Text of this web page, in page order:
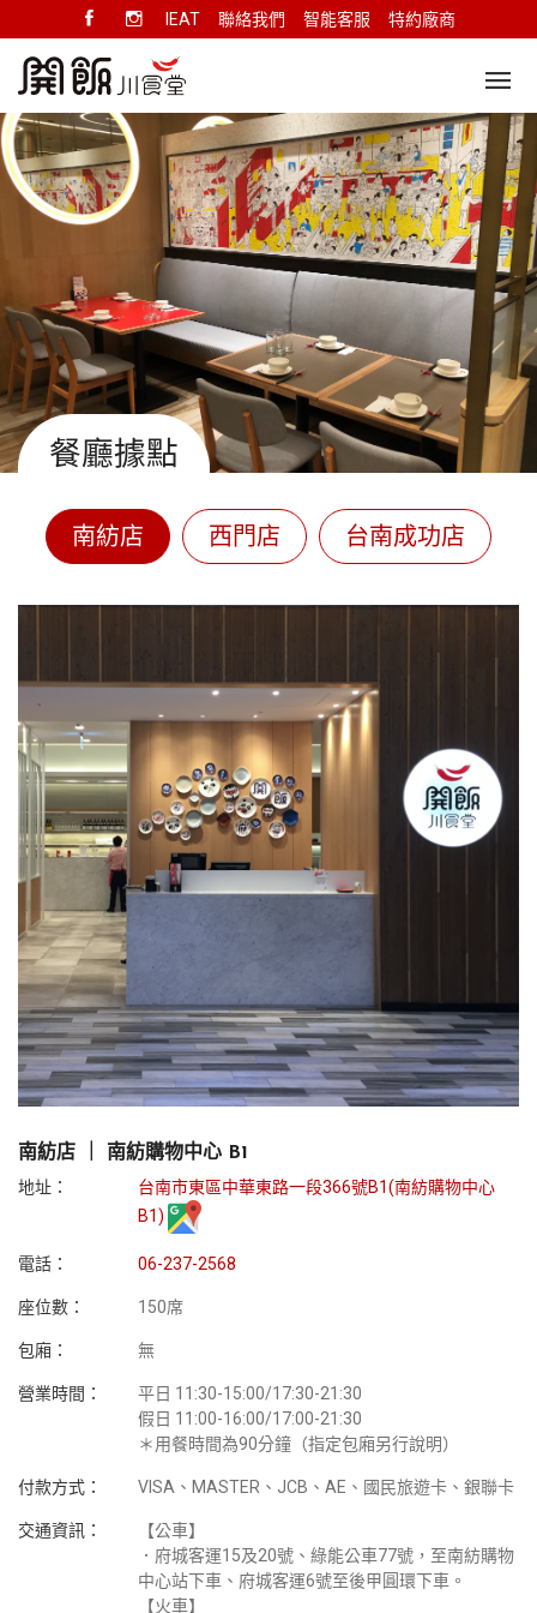
IEAT 聯絡我們 智能客服 特約廠商
餐廳據點
南紡店 西門店 台南成功店
南紡店 ｜ 南紡購物中心 B1
地址：
台南市東區中華東路一段366號B1(南紡購物中心
B1)
電話： 06-237-2568
座位數： 150席
包廂： 無
營業時間：
平日 11:30-15:00/17:30-21:30
假日 11:00-16:00/17:00-21:30
＊用餐時間為90分鐘（指定包廂另行說明）
付款方式： VISA、MASTER、JCB、AE、國民旅遊卡、銀聯卡
交通資訊：
【公車】
．府城客運15及20號、綠能公車77號，至南紡購物
中心站下車、府城客運6號至後甲圓環下車。
【火車】